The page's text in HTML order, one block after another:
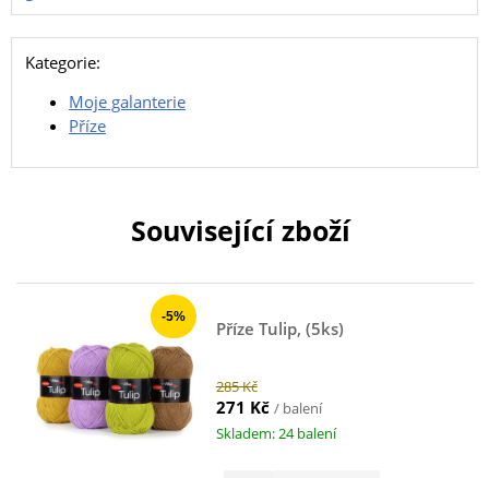
Kategorie:
Moje galanterie
Příze
Související zboží
-5%
Příze Tulip, (5ks)
285 Kč
271 Kč / balení
Skladem: 24 balení